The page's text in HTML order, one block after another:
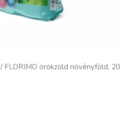
/ FLORIMO örökzöld növényföld, 20